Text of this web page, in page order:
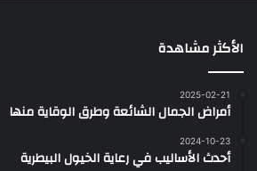
الأكثر مشاهدة
2025-02-21
أمراض الجمال الشائعة وطرق الوقاية منها
2024-10-23
أحدث الأساليب في رعاية الخيول البيطرية